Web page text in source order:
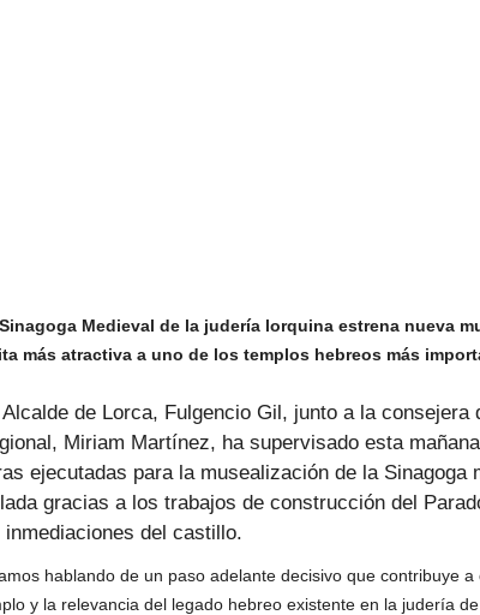
Medieval de la judería lorquina estrena nueva
más atractiva a uno de los templos hebreos más
Alcalde de Lorca, Fulgencio Gil, junto a la consejera
Miriam Martínez, ha supervisado esta
ejecutadas para la musealización de la Sinagoga
gracias a los trabajos de construcción del
inmediaciones del castillo.
hablando de un paso adelante decisivo que contribuye
y la relevancia del legado hebreo existente en la judería